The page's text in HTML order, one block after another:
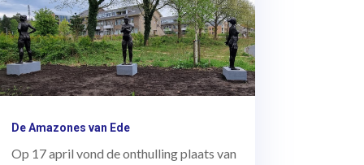
De Amazones van Ede
Op 17 april vond de onthulling plaats van